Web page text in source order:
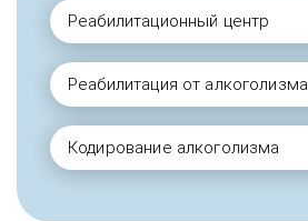
Реабилитационный центр
Реабилитация от алкоголизма
Кодирование алкоголизма